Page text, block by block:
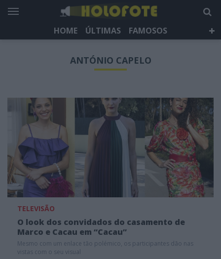
HOME ÚLTIMAS
FAMOSOS
HOLOFOTE TV
NEWSLETTER
ANTÓNIO CAPELO
TELEVISÃO
O look dos convidados do casamento de
Marco e Cacau em “Cacau”
Mesmo com um enlace tão polémico, os participantes dão nas
vistas com o seu visual